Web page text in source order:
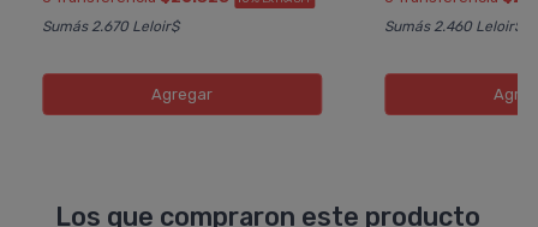
Sumás 2.670 Leloir$
Agregar
Sumás 2.460 Leloir$
Los que compraron este producto